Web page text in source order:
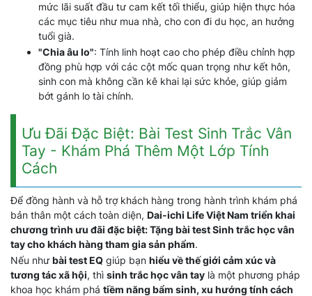
mức lãi suất đầu tư cam kết tối thiểu, giúp hiện thực hóa
các mục tiêu như mua nhà, cho con đi du học, an hưởng
tuổi già.
"Chia âu lo": Tính linh hoạt cao cho phép điều chỉnh hợp
đồng phù hợp với các cột mốc quan trọng như kết hôn,
sinh con mà không cần kê khai lại sức khỏe, giúp giảm
bớt gánh lo tài chính.
Ưu Đãi Đặc Biệt: Bài Test Sinh Trắc Vân
Tay - Khám Phá Thêm Một Lớp Tính
Cách
Để đồng hành và hỗ trợ khách hàng trong hành trình khám phá
bản thân một cách toàn diện, Dai-ichi Life Việt Nam triển khai
chương trình ưu đãi đặc biệt: Tặng bài test Sinh trắc học vân
tay cho khách hàng tham gia sản phẩm.
Nếu như bài test EQ giúp bạn hiểu về thế giới cảm xúc và
tương tác xã hội, thì sinh trắc học vân tay là một phương pháp
khoa học khám phá tiềm năng bẩm sinh, xu hướng tính cách